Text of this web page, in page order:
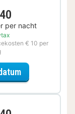
per nacht
€ 10 per
voor Voordeel